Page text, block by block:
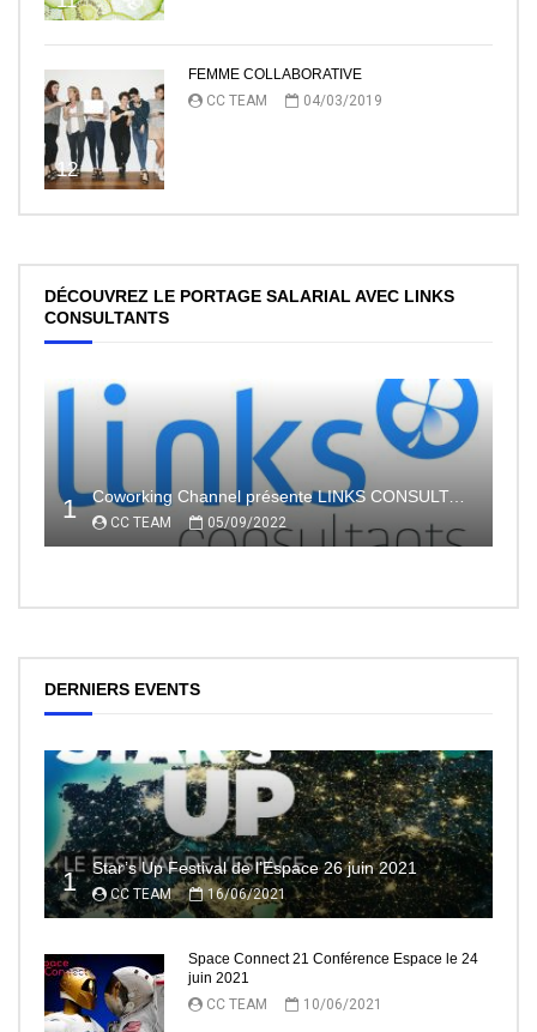
12
FEMME COLLABORATIVE
CC TEAM
04/03/2019
DÉCOUVREZ LE PORTAGE SALARIAL AVEC LINKS
CONSULTANTS
1 Coworking Channel présente LINKS CONSULTANTS, l’indépendance en toute sécurité avec le portage salarial
CC TEAM 05/09/2022
DERNIERS EVENTS
1 Star’s Up Festival de l’Espace 26 juin 2021
CC TEAM 16/06/2021
Space Connect 21 Conférence Espace le 24
juin 2021
CC TEAM
10/06/2021